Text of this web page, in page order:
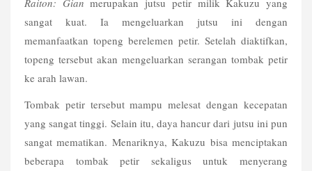
Raiton: Gian merupakan jutsu petir milik Kakuzu yang
sangat kuat. Ia mengeluarkan jutsu ini dengan
memanfaatkan topeng berelemen petir. Setelah diaktifkan,
topeng tersebut akan mengeluarkan serangan tombak petir
ke arah lawan.
Tombak petir tersebut mampu melesat dengan kecepatan
yang sangat tinggi. Selain itu, daya hancur dari jutsu ini pun
sangat mematikan. Menariknya, Kakuzu bisa menciptakan
beberapa tombak petir sekaligus untuk menyerang